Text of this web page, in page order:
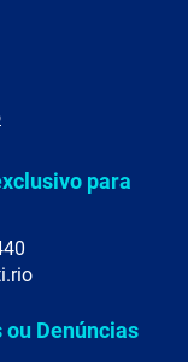
para
Denúncias